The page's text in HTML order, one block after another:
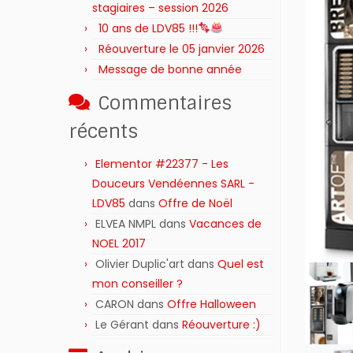
stagiaires – session 2026 ‍‍‍‍‍
10 ans de LDV85 !!!
Réouverture le 05 janvier 2026
Message de bonne année
Commentaires
récents
Elementor #22377 - Les
Douceurs Vendéennes SARL -
LDV85 dans Offre de Noël
ELVEA NMPL dans Vacances de
NOEL 2017
Olivier Duplic'art dans Quel est
mon conseiller ?
CARON dans Offre Halloween
Le Gérant dans Réouverture :)